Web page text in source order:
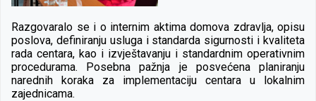
Razgovaralo se i o internim aktima domova zdravlja, opisu
poslova, definiranju usluga i standarda sigurnosti i kvaliteta
rada centara, kao i izvještavanju i standardnim operativnim
procedurama. Posebna pažnja je posvećena planiranju
narednih koraka za implementaciju centara u lokalnim
zajednicama.